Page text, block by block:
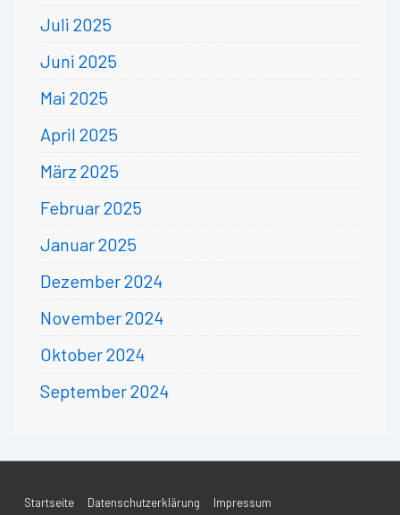
Juli 2025
Juni 2025
Mai 2025
April 2025
März 2025
Februar 2025
Januar 2025
Dezember 2024
November 2024
Oktober 2024
September 2024
Startseite Datenschutzerklärung Impressum